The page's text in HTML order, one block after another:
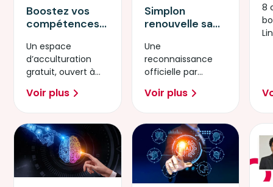
Boostez vos
compétences
Générative
Un espace
d’acculturation
gratuit, ouvert à
Voir plus
Simplon
renouvelle sa
"Mobiliser les
compétences
informatiques
fondamentales"
Une
reconnaissance
officielle par
Compétences.
Voir plus
8